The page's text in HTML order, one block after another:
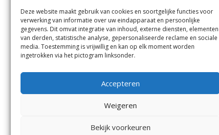
Deze website maakt gebruik van cookies en soortgelijke functies voor
verwerking van informatie over uw eindapparaat en persoonlijke
gegevens. Dit omvat integratie van inhoud, externe diensten, elementen
van derden, statistische analyse, gepersonaliseerde reclame en sociale
media. Toestemming is vrijwillig en kan op elk moment worden
ingetrokken via het pictogram linksonder.
Accepteren
Weigeren
Bekijk voorkeuren
0255-533900
info@jutter.nlofinfo@hofgee
st.nl
Zuid,Driehuisen
Spaarnwoude.
Contact
Andere uitgaven
Voorwaarden
© Kennemerland Pers B.V.